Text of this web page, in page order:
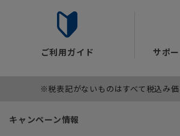
ご利用ガイド サポ
※税表記がないものはすべて税込み
キャンペーン情報